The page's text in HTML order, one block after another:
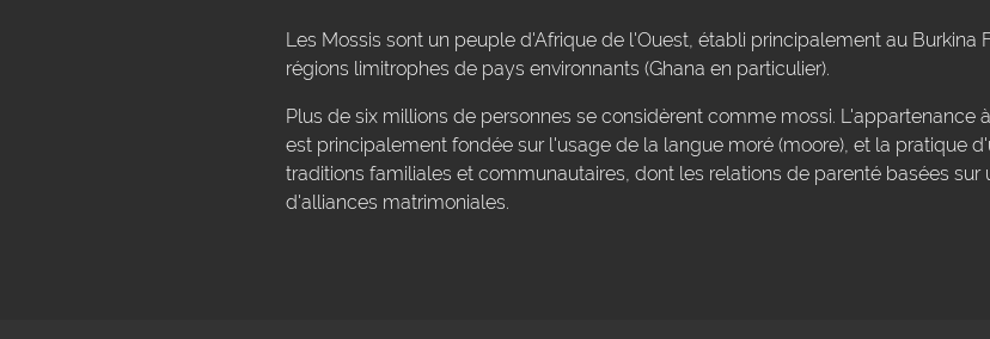
Les Mossis sont un peuple d'Afrique de l'Ouest, établi principalement au Burkina
régions limitrophes de pays environnants (Ghana en particulier).
Plus de six millions de personnes se considèrent comme mossi. L'appartenance
est principalement fondée sur l'usage de la langue moré (moore), et la pratique
traditions familiales et communautaires, dont les relations de parenté basées
d'alliances matrimoniales.